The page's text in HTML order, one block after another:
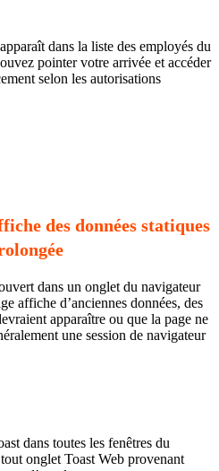
dans la liste des employés du
pointer votre arrivée et accéder
selon les autorisations
des données statiques
dans un onglet du navigateur
affiche d’anciennes données, des
apparaître ou que la page ne
une session de navigateur
dans toutes les fenêtres du
onglet Toast Web provenant